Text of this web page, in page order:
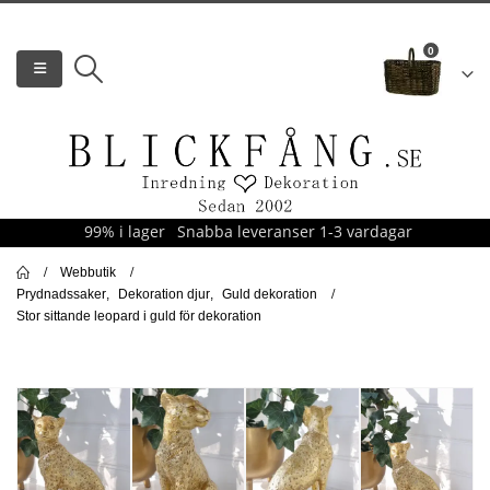
0
99% i lager Snabba leveranser 1-3 vardagar
Webbutik
Prydnadssaker
Dekoration djur
Guld dekoration
Stor sittande leopard i guld för dekoration